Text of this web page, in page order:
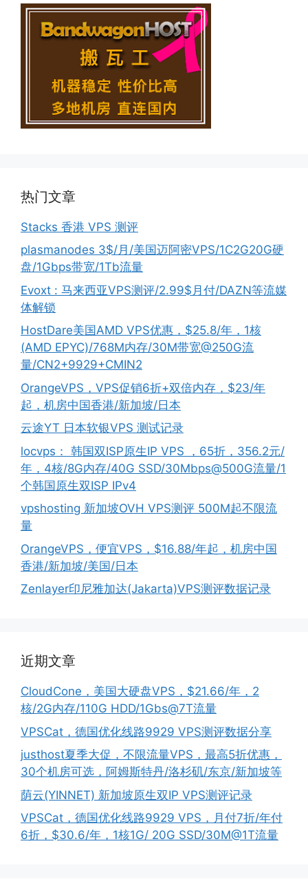
热门文章
Stacks 香港 VPS 测评
plasmanodes 3$/月/美国迈阿密VPS/1C2G20G硬
盘/1Gbps带宽/1Tb流量
Evoxt : 马来西亚VPS测评/2.99$月付/DAZN等流媒
体解锁
HostDare美国AMD VPS优惠，$25.8/年，1核
(AMD EPYC)/768M内存/30M带宽@250G流
量/CN2+9929+CMIN2
OrangeVPS，VPS促销6折+双倍内存，$23/年
起，机房中国香港/新加坡/日本
云途YT 日本软银VPS 测试记录
locvps： 韩国双ISP原生IP VPS ，65折，356.2元/
年，4核/8G内存/40G SSD/30Mbps@500G流量/1
个韩国原生双ISP IPv4
vpshosting 新加坡OVH VPS测评 500M起不限流
量
OrangeVPS，便宜VPS，$16.88/年起，机房中国
香港/新加坡/美国/日本
Zenlayer印尼雅加达(Jakarta)VPS测评数据记录
近期文章
CloudCone，美国大硬盘VPS，$21.66/年，2
核/2G内存/110G HDD/1Gbs@7T流量
VPSCat，德国优化线路9929 VPS测评数据分享
justhost夏季大促，不限流量VPS，最高5折优惠，
30个机房可选，阿姆斯特丹/洛杉矶/东京/新加坡等
荫云(YINNET) 新加坡原生双IP VPS测评记录
VPSCat，德国优化线路9929 VPS，月付7折/年付
6折，$30.6/年，1核1G/ 20G SSD/30M@1T流量